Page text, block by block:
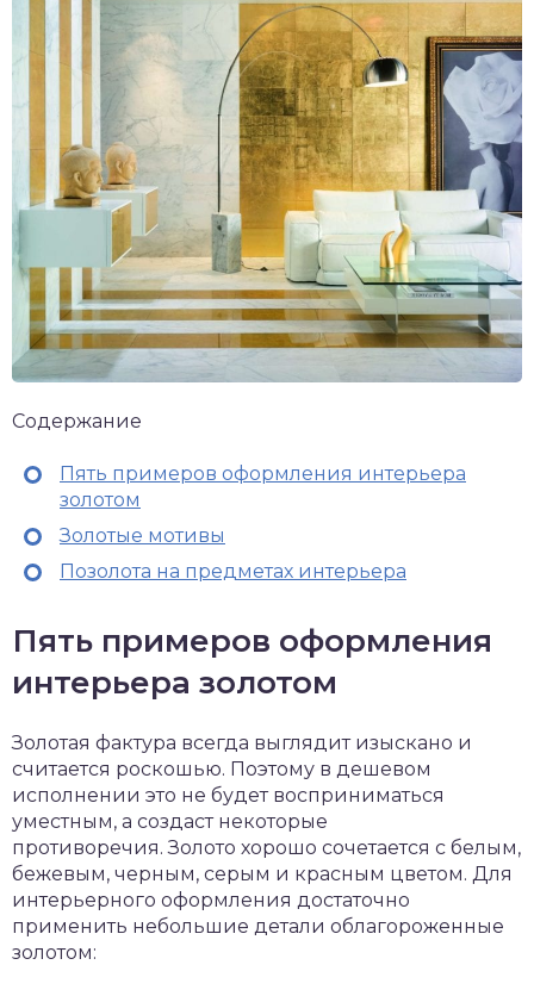
Содержание
Пять примеров оформления интерьера
золотом
Золотые мотивы
Позолота на предметах интерьера
Пять примеров оформления
интерьера золотом
Золотая фактура всегда выглядит изыскано и
считается роскошью. Поэтому в дешевом
исполнении это не будет восприниматься
уместным, а создаст некоторые
противоречия. Золото хорошо сочетается с белым,
бежевым, черным, серым и красным цветом. Для
интерьерного оформления достаточно
применить небольшие детали облагороженные
золотом: